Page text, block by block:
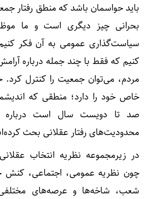
باید حواسمان باشد که منطق رفتار
بحرانی چیز دیگری است و ما
سیاست‌گذاری عمومی به آن فکر
کنیم که فقط با چند جمله درباره
مردم، می‌توان جمعیت را کنترل
خاص خود را دارد؛ منطقی که
صد تا دویست سال است درباره
محدودیت‌های رفتار عقلانی بحث
در زیرمجموعه نظریه‌ انتخاب
چون نظریه عمومی، اجتماعی، کنش
شعب، شاخه‌ها و عرصه‌های